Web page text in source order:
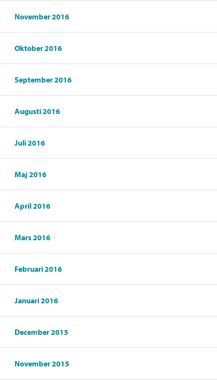
November 2016
Oktober 2016
September 2016
Augusti 2016
Juli 2016
Maj 2016
April 2016
Mars 2016
Februari 2016
Januari 2016
December 2015
November 2015